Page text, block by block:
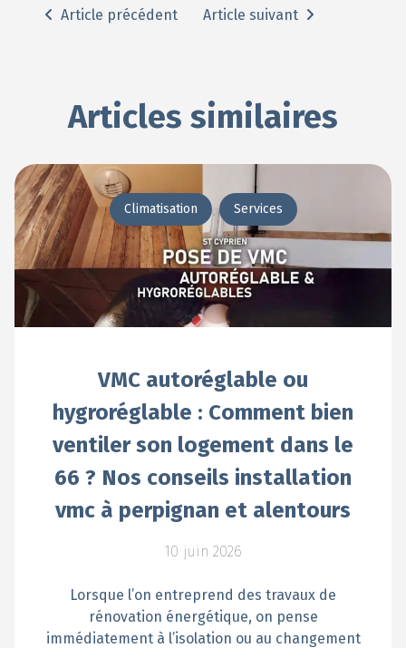
Article précédent Article suivant
Articles similaires
Climatisation Services
VMC autoréglable ou
hygroréglable : Comment bien
ventiler son logement dans le
66 ? Nos conseils installation
vmc à perpignan et alentours
10 juin 2026
Lorsque l’on entreprend des travaux de
rénovation énergétique, on pense
immédiatement à l’isolation ou au changement